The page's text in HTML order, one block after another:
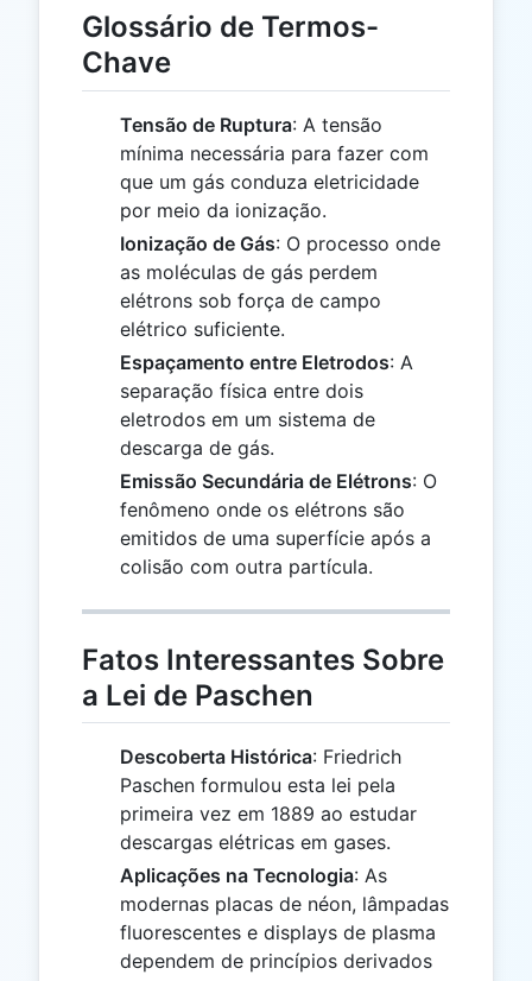
Glossário de Termos-
Chave
Tensão de Ruptura: A tensão
mínima necessária para fazer com
que um gás conduza eletricidade
por meio da ionização.
Ionização de Gás: O processo onde
as moléculas de gás perdem
elétrons sob força de campo
elétrico suficiente.
Espaçamento entre Eletrodos: A
separação física entre dois
eletrodos em um sistema de
descarga de gás.
Emissão Secundária de Elétrons: O
fenômeno onde os elétrons são
emitidos de uma superfície após a
colisão com outra partícula.
Fatos Interessantes Sobre
a Lei de Paschen
Descoberta Histórica: Friedrich
Paschen formulou esta lei pela
primeira vez em 1889 ao estudar
descargas elétricas em gases.
Aplicações na Tecnologia: As
modernas placas de néon, lâmpadas
fluorescentes e displays de plasma
dependem de princípios derivados